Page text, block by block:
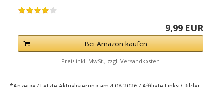
9,99 EUR
Bei Amazon kaufen
Preis inkl. MwSt., zzgl. Versandkosten